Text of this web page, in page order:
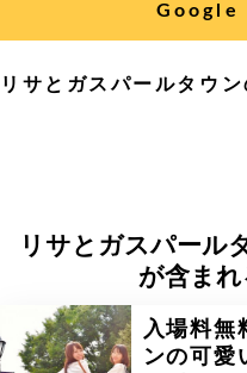
Google
リサとガスパールタウ
リサとガスパール
が含ま
入場料無
ンの可愛